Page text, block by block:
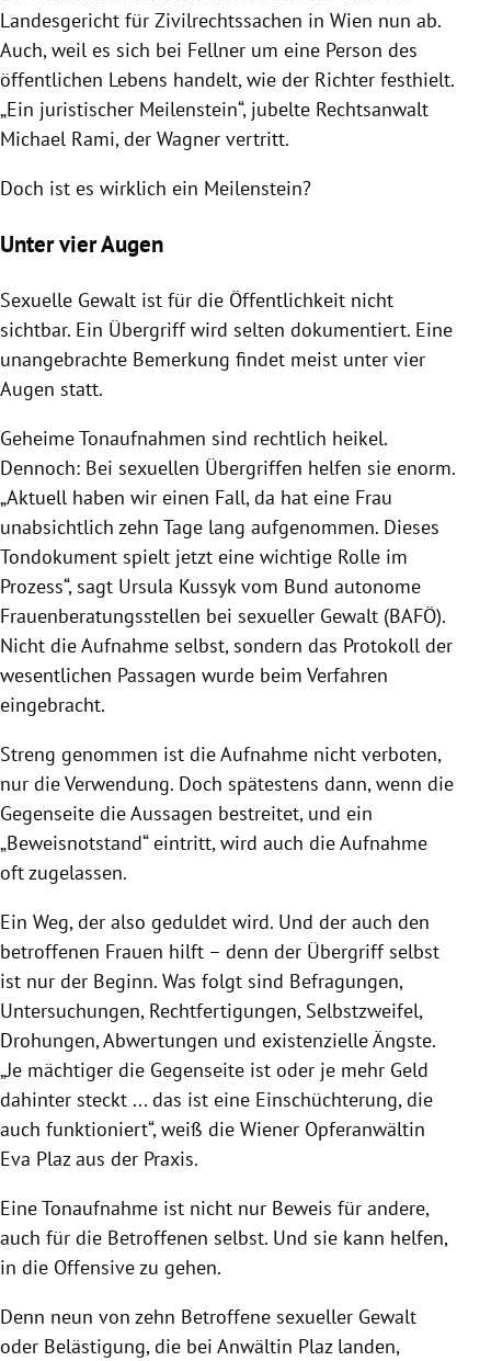
Landesgericht für Zivilrechtssachen in Wien nun ab.
Auch, weil es sich bei Fellner um eine Person des
öffentlichen Lebens handelt, wie der Richter festhielt.
„Ein juristischer Meilenstein“, jubelte Rechtsanwalt
Michael Rami, der Wagner vertritt.
Doch ist es wirklich ein Meilenstein?
Unter vier Augen
Sexuelle Gewalt ist für die Öffentlichkeit nicht
sichtbar. Ein Übergriff wird selten dokumentiert. Eine
unangebrachte Bemerkung findet meist unter vier
Augen statt.
Geheime Tonaufnahmen sind rechtlich heikel.
Dennoch: Bei sexuellen Übergriffen helfen sie enorm.
„Aktuell haben wir einen Fall, da hat eine Frau
unabsichtlich zehn Tage lang aufgenommen. Dieses
Tondokument spielt jetzt eine wichtige Rolle im
Prozess“, sagt Ursula Kussyk vom Bund autonome
Frauenberatungsstellen bei sexueller Gewalt (BAFÖ).
Nicht die Aufnahme selbst, sondern das Protokoll der
wesentlichen Passagen wurde beim Verfahren
eingebracht.
Streng genommen ist die Aufnahme nicht verboten,
nur die Verwendung. Doch spätestens dann, wenn die
Gegenseite die Aussagen bestreitet, und ein
„Beweisnotstand“ eintritt, wird auch die Aufnahme
oft zugelassen.
Ein Weg, der also geduldet wird. Und der auch den
betroffenen Frauen hilft – denn der Übergriff selbst
ist nur der Beginn. Was folgt sind Befragungen,
Untersuchungen, Rechtfertigungen, Selbstzweifel,
Drohungen, Abwertungen und existenzielle Ängste.
„Je mächtiger die Gegenseite ist oder je mehr Geld
dahinter steckt ... das ist eine Einschüchterung, die
auch funktioniert“, weiß die Wiener Opferanwältin
Eva Plaz aus der Praxis.
Eine Tonaufnahme ist nicht nur Beweis für andere,
auch für die Betroffenen selbst. Und sie kann helfen,
in die Offensive zu gehen.
Denn neun von zehn Betroffene sexueller Gewalt
oder Belästigung, die bei Anwältin Plaz landen,